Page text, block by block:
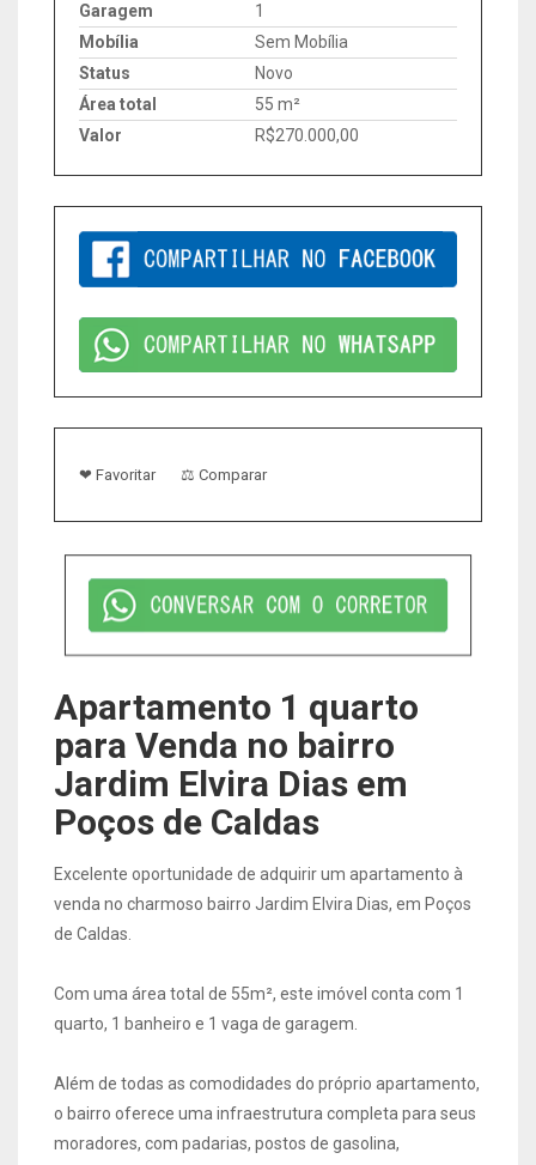
Garagem
1
Mobília
Sem Mobília
Status
Novo
Área total
55 m²
Valor
R$270.000,00
❤ Favoritar ⚖ Comparar
Apartamento 1 quarto
para Venda no bairro
Jardim Elvira Dias em
Poços de Caldas
Excelente oportunidade de adquirir um apartamento à
venda no charmoso bairro Jardim Elvira Dias, em Poços
de Caldas.
Com uma área total de 55m², este imóvel conta com 1
quarto, 1 banheiro e 1 vaga de garagem.
Além de todas as comodidades do próprio apartamento,
o bairro oferece uma infraestrutura completa para seus
moradores, com padarias, postos de gasolina,